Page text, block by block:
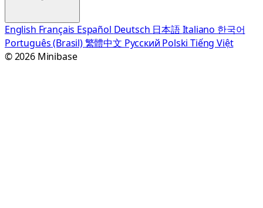
English Français Español Deutsch 日本語Italiano 한국어
Português (Brasil)繁體中文 Русский PolskiTiếng Việt
© 2026 Minibase